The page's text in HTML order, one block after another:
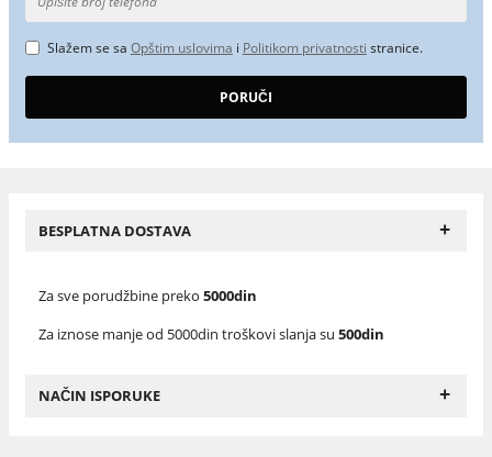
Slažem se sa Opštim uslovima i Politikom privatnosti stranice.
BESPLATNA DOSTAVA +
Za sve porudžbine preko 5000din
Za iznose manje od 5000din troškovi slanja su 500din
NAČIN ISPORUKE +